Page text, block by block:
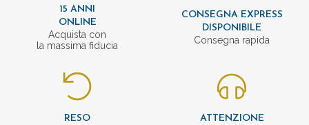
15 ANNI
ONLINE
Acquista con
la massima fiducia
CONSEGNA EXPRESS
DISPONIBILE
Consegna rapida
RESO
ATTENZIONE